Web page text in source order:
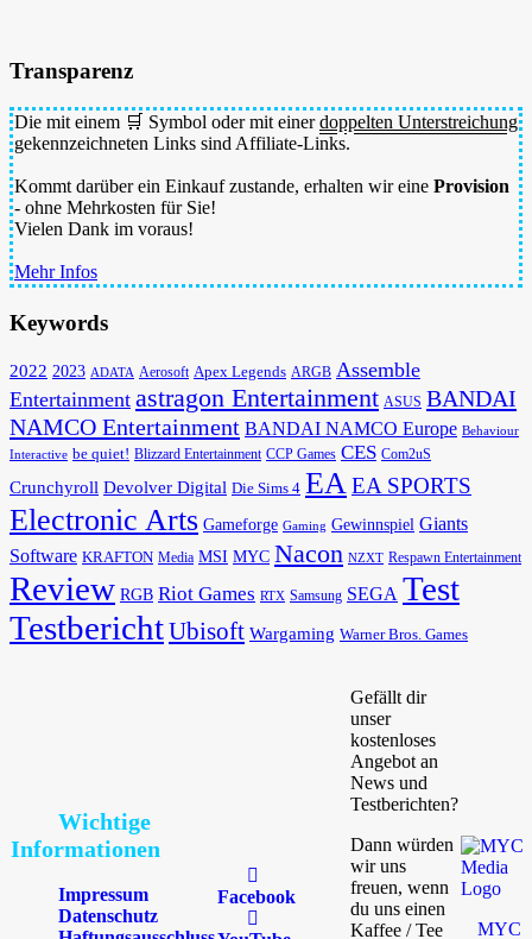
Transparenz
Die mit einem 🛒 Symbol oder mit einerdoppelten Unterstreichung
gekennzeichneten Links sind Affiliate-Links.
Kommt darüber ein Einkauf zustande, erhalten wir eine Provision
- ohne Mehrkosten für Sie!
Vielen Dank im voraus!
Mehr Infos
Keywords
2022 2023 ADATA Aerosoft Apex Legends ARGB Assemble
Entertainment astragon Entertainment ASUS BANDAI
NAMCO Entertainment BANDAI NAMCO Europe Behaviour
Interactive be quiet! Blizzard Entertainment CCP Games CES Com2uS
Crunchyroll Devolver Digital Die Sims 4 EAEA SPORTS
Electronic Arts Gameforge Gaming Gewinnspiel Giants
Software KRAFTON Media MSI MYC Nacon NZXT Respawn Entertainment
Review RGB Riot Games RTX Samsung SEGA Test
TestberichtUbisoft Wargaming Warner Bros. Games
Wichtige
Informationen
Impressum
Datenschutz
Facebook
Gefällt dir
unser
kostenloses
Angebot an
News und
Testberichten?
Dann würden
wir uns
freuen, wenn
du uns einen
Kaffee / Tee
MYC